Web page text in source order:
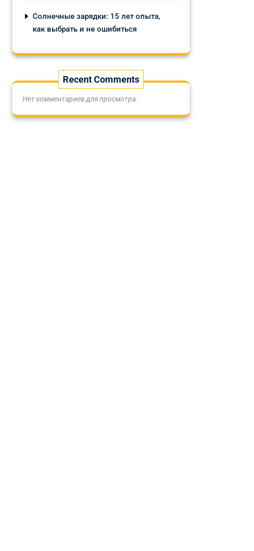
Солнечные зарядки: 15 лет опыта,
как выбрать и не ошибиться
Recent Comments
Нет комментариев для просмотра.